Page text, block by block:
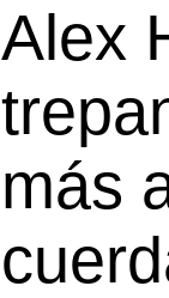
Alex
más